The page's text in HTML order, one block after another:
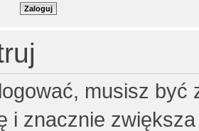
musisz być
i znacznie